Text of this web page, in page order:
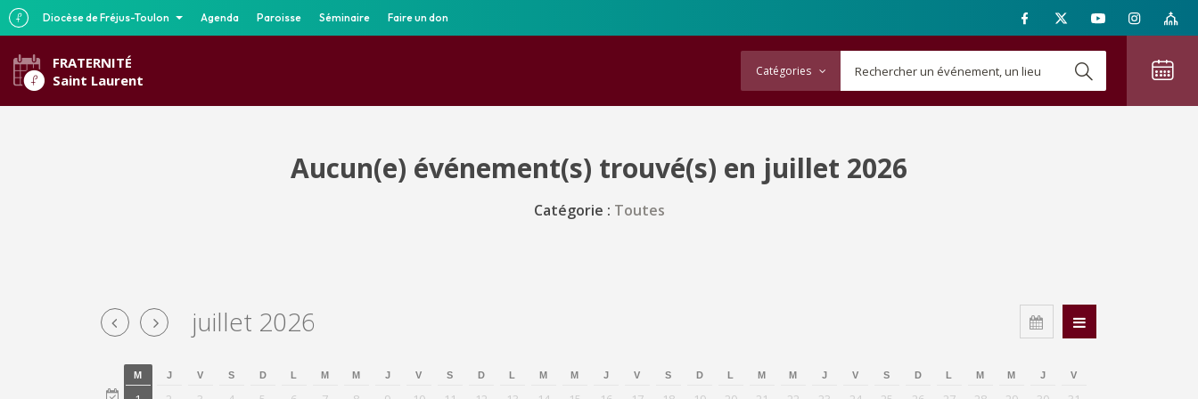
Diocèse de Fréjus-Toulon Agenda Paroisse Séminaire Faire un don
FRATERNITÉ
Saint Laurent
Catégories
Aucun(e) événement(s) trouvé(s) en juillet 2026
Catégorie : Toutes
juillet 2026
M J V S D L M M J V S D L M M J V S D L M M J V S D L M M J V